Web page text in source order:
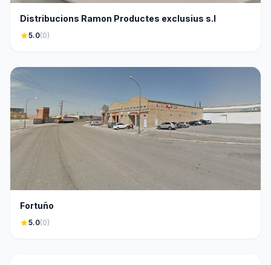
Distribucions Ramon Productes exclusius s.l
star5.0(0)
Fortuño
star5.0(0)